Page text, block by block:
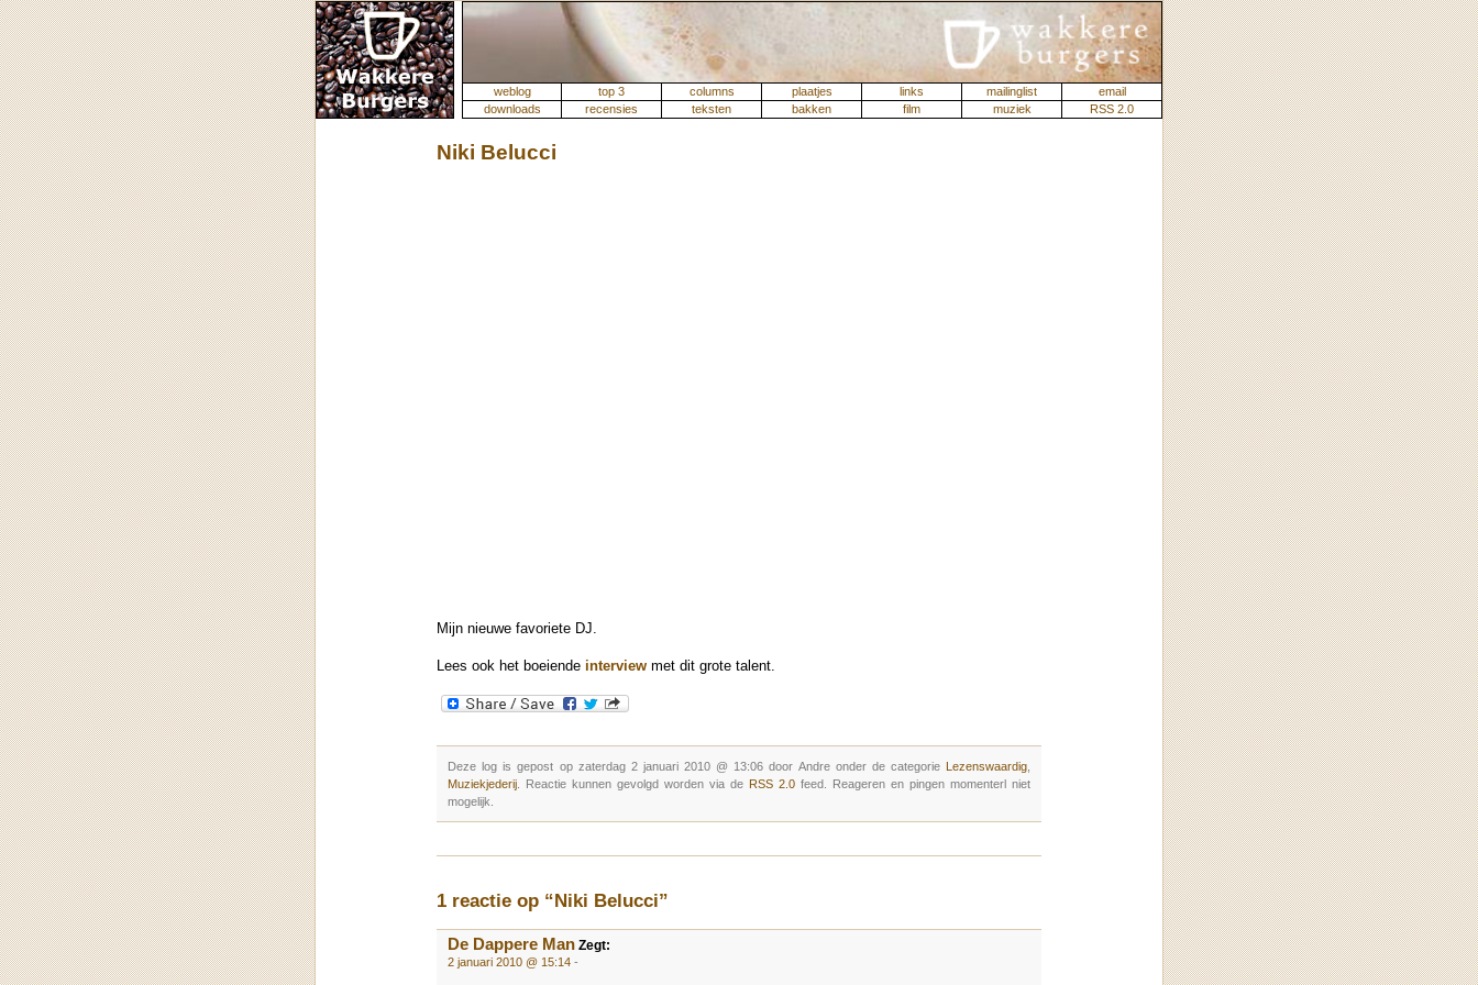
weblog top 3 columns plaatjes links mailinglist
email
downloads
recensies teksten bakken film muziek RSS 2.0
Niki Belucci
Mijn nieuwe favoriete DJ.
Lees ook het boeiende interview met dit grote talent.
Deze log is gepost op zaterdag 2 januari 2010 @ 13:06 door Andre onder de categorie Lezenswaardig
Muziekjederij . Reactie kunnen gevolgd worden via de RSS 2.0 feed. Reageren en pingen momenterl niet
mogelijk.
1 reactie op “Niki Belucci”
De Dappere Man Zegt:
2 januari 2010 @ 15:14 -